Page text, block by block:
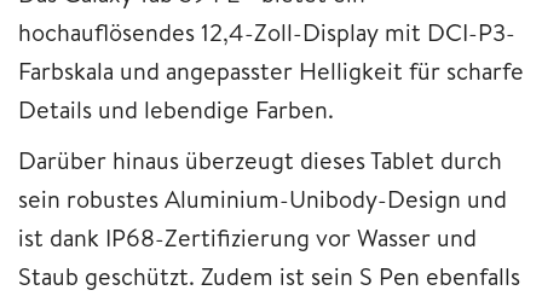
hochauflösendes 12,4-Zoll-Display mit DCI-P3-
Farbskala und angepasster Helligkeit für scharfe
Details und lebendige Farben.
Darüber hinaus überzeugt dieses Tablet durch
sein robustes Aluminium-Unibody-Design und
ist dank IP68-Zertifizierung vor Wasser und
Staub geschützt. Zudem ist sein S Pen ebenfalls